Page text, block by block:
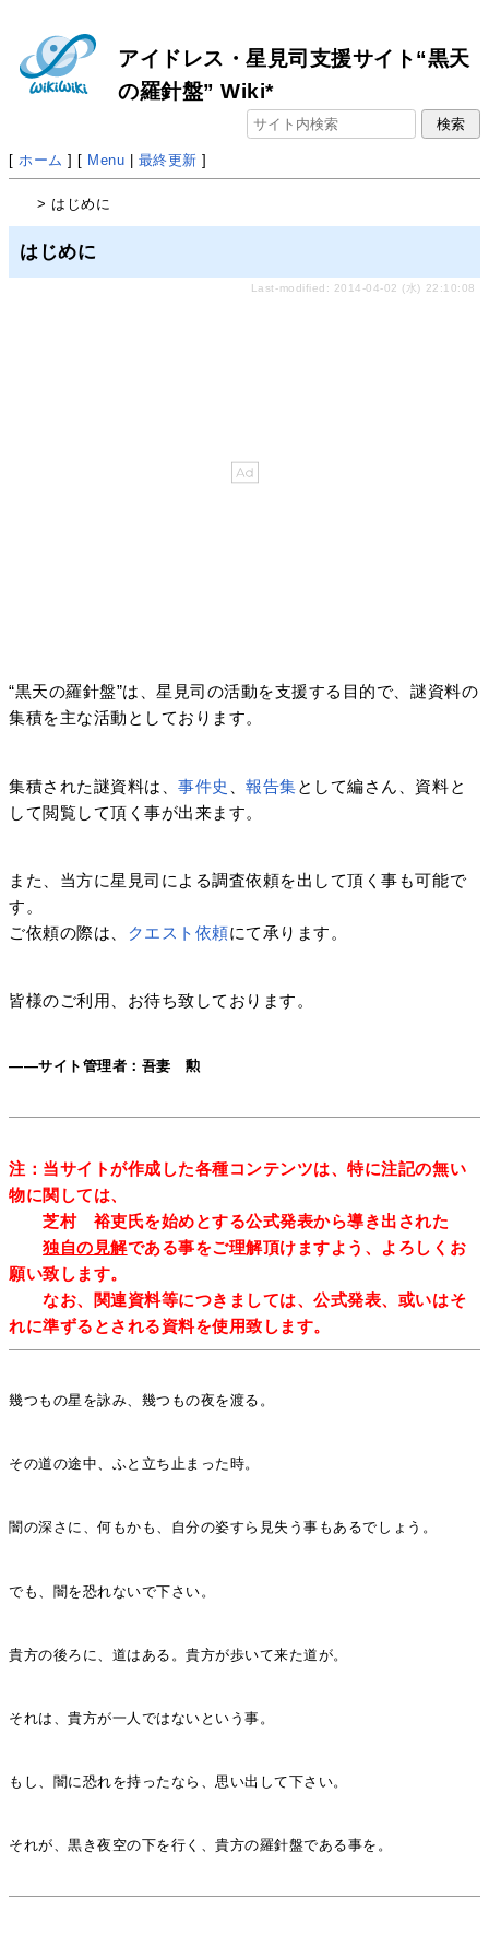
アイドレス・星見司支援サイト“黒天
の羅針盤” Wiki*
[ ホーム ] [ Menu 最終更新 ]
> はじめに
はじめに
Last-modified: 2014-04-02 (水) 22:10:08
“黒天の羅針盤”は、星見司の活動を支援する目的で、謎資料の
集積を主な活動としております。
集積された謎資料は、事件史 、報告集として編さん、資料と
して閲覧して頂く事が出来ます。
また、当方に星見司による調査依頼を出して頂く事も可能で
す。
ご依頼の際は、
クエスト依頼にて承ります。
皆様のご利用、お待ち致しております。
――サイト管理者：吾妻 勲
注：当サイトが作成した各種コンテンツは、特に注記の無い
物に関しては、
芝村 裕吏氏を始めとする公式発表から導き出された
独自の見解である事をご理解頂けますよう、よろしくお
願い致します。
なお、関連資料等につきましては、公式発表、或いはそ
れに準ずるとされる資料を使用致します。
幾つもの星を詠み、幾つもの夜を渡る。
その道の途中、ふと立ち止まった時。
闇の深さに、何もかも、自分の姿すら見失う事もあるでしょう。
でも、闇を恐れないで下さい。
貴方の後ろに、道はある。貴方が歩いて来た道が。
それは、貴方が一人ではないという事。
もし、闇に恐れを持ったなら、思い出して下さい。
それが、黒き夜空の下を行く、貴方の羅針盤である事を。